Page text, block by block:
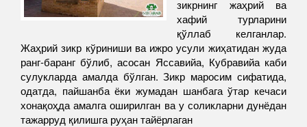
зикрнинг жаҳрий ва
хафий турларини
қўллаб келганлар.
Жаҳрий зикр кўриниши ва ижро усули жиҳатидан жуда
ранг-баранг бўлиб, асосан Яссавийа, Кубравийа каби
сулукларда амалда бўлган. Зикр маросим сифатида,
одатда, пайшанба ёки жумадан шанбага ўтар кечаси
хонақоҳда амалга оширилган ва у соликларни дунёдан
тажарруд қилишга руҳан тайёрлаган